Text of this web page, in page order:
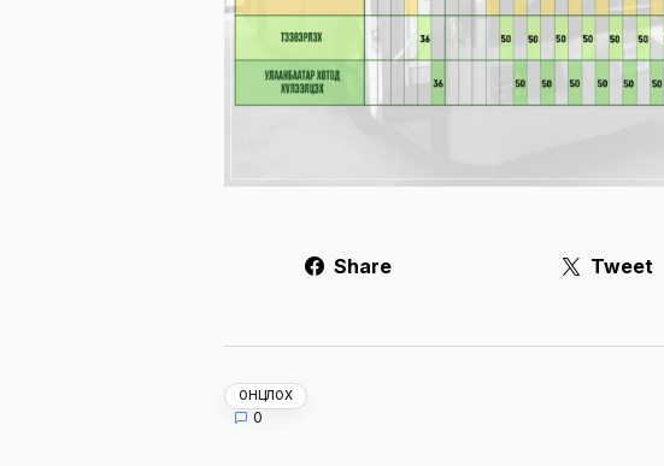
Share Tweet
ОНЦЛОХ
0